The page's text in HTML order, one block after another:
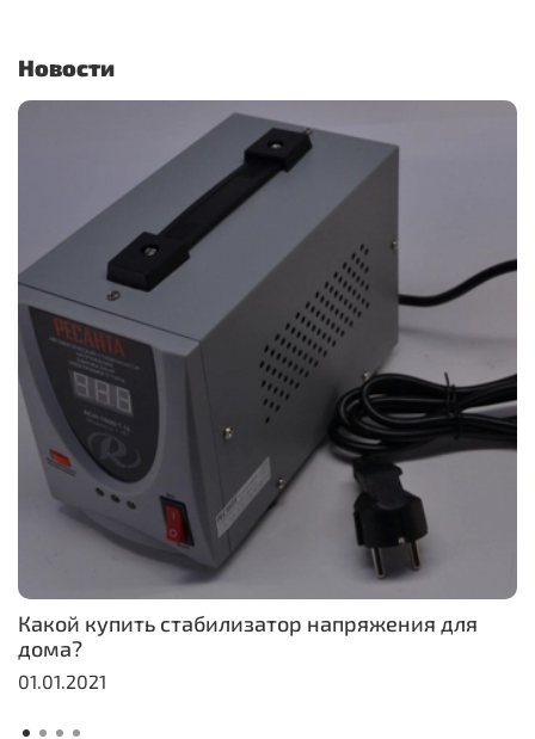
Новости
Какой купить стабилизатор напряжения для
дома?
01.01.2021